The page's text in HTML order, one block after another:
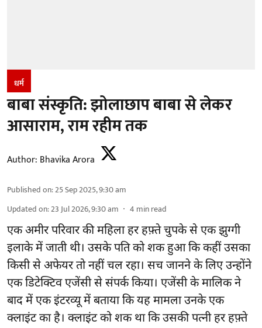
धर्म
बाबा संस्कृति: झोलाछाप बाबा से लेकर
आसाराम, राम रहीम तक
Author: Bhavika Arora
Published on:25 Sep 2025, 9:30 am
Updated on:23 Jul 2026, 9:30 am 4 min read
एक अमीर परिवार की महिला हर हफ़्ते चुपके से एक झुग्गी
इलाके में जाती थी। उसके पति को शक हुआ कि कहीं उसका
किसी से अफेयर तो नहीं चल रहा। सच जानने के लिए उन्होंने
एक डिटेक्टिव एजेंसी से संपर्क किया। एजेंसी के मालिक ने
बाद में एक इंटरव्यू में बताया कि यह मामला उनके एक
क्लाइंट का है। क्लाइंट को शक था कि उसकी पत्नी हर हफ़्ते